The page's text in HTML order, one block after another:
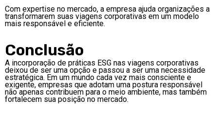
Com expertise no mercado, a empresa ajuda organizações a
transformarem suas viagens corporativas em um modelo
mais responsável e eficiente.
Conclusão
A incorporação de práticas ESG nas viagens corporativas
deixou de ser uma opção e passou a ser uma necessidade
estratégica. Em um mundo cada vez mais consciente e
exigente, empresas que adotam uma postura responsável
não apenas contribuem para o meio ambiente, mas também
fortalecem sua posição no mercado.